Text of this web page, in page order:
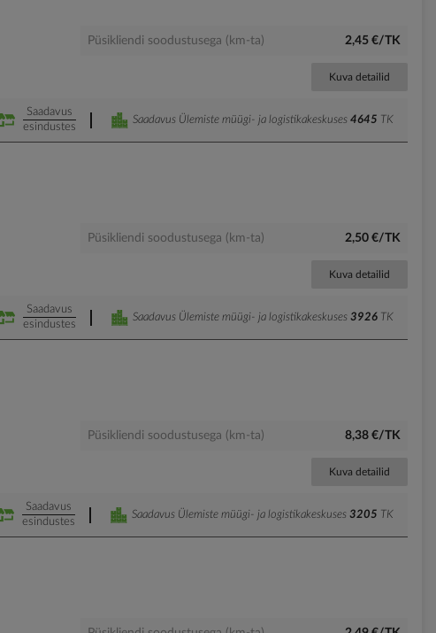
Püsikliendi soodustusega (km-ta) 2,45 €/TK
Kuva detailid
Saadavus
esindustes
Saadavus Ülemiste müügi- ja logistikakeskuses 4645 TK
Püsikliendi soodustusega (km-ta) 2,50 €/TK
Kuva detailid
Saadavus
esindustes
Saadavus Ülemiste müügi- ja logistikakeskuses 3926 TK
Püsikliendi soodustusega (km-ta) 8,38 €/TK
Kuva detailid
Saadavus
esindustes
Saadavus Ülemiste müügi- ja logistikakeskuses 3205 TK